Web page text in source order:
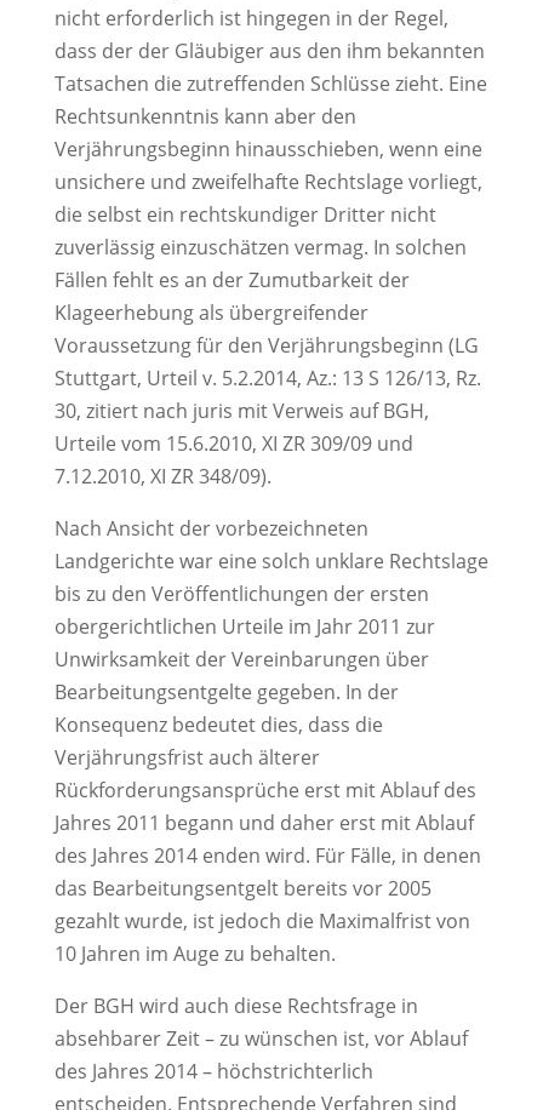
nicht erforderlich ist hingegen in der Regel,
dass der der Gläubiger aus den ihm bekannten
Tatsachen die zutreffenden Schlüsse zieht. Eine
Rechtsunkenntnis kann aber den
Verjährungsbeginn hinausschieben, wenn eine
unsichere und zweifelhafte Rechtslage vorliegt,
die selbst ein rechtskundiger Dritter nicht
zuverlässig einzuschätzen vermag. In solchen
Fällen fehlt es an der Zumutbarkeit der
Klageerhebung als übergreifender
Voraussetzung für den Verjährungsbeginn (LG
Stuttgart, Urteil v. 5.2.2014, Az.: 13 S 126/13, Rz.
30, zitiert nach juris mit Verweis auf BGH,
Urteile vom 15.6.2010, XI ZR 309/09 und
7.12.2010, XI ZR 348/09).
Nach Ansicht der vorbezeichneten
Landgerichte war eine solch unklare Rechtslage
bis zu den Veröffentlichungen der ersten
obergerichtlichen Urteile im Jahr 2011 zur
Unwirksamkeit der Vereinbarungen über
Bearbeitungsentgelte gegeben. In der
Konsequenz bedeutet dies, dass die
Verjährungsfrist auch älterer
Rückforderungsansprüche erst mit Ablauf des
Jahres 2011 begann und daher erst mit Ablauf
des Jahres 2014 enden wird. Für Fälle, in denen
das Bearbeitungsentgelt bereits vor 2005
gezahlt wurde, ist jedoch die Maximalfrist von
10 Jahren im Auge zu behalten.
Der BGH wird auch diese Rechtsfrage in
absehbarer Zeit – zu wünschen ist, vor Ablauf
des Jahres 2014 – höchstrichterlich
entscheiden. Entsprechende Verfahren sind